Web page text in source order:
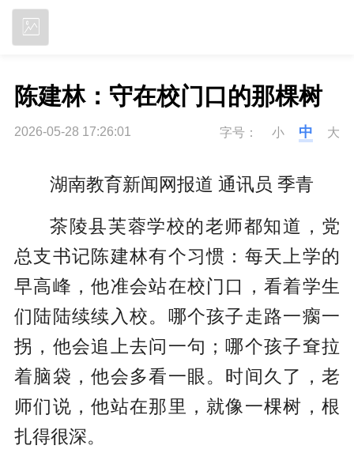
陈建林：守在校门口的那棵树
2026-05-28 17:26:01 字号： 小 中 大
湖南教育新闻网报道 通讯员 季青
茶陵县芙蓉学校的老师都知道， 党
总支书记陈建林有个习惯：每天上学的
早高峰，他准会站在校门口，看着学生
们陆陆续续入校。哪个孩子走路一瘸一
拐，他会追上去问一句；哪个孩子耷拉
着脑袋，他会多看一眼。时间久了，老
师们说，他站在那里，就像一棵树，根
扎得很深。